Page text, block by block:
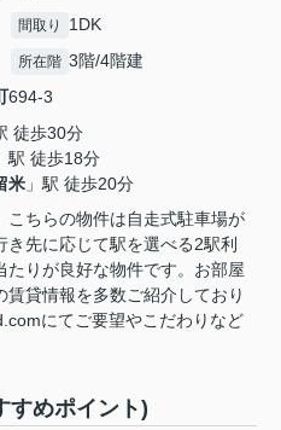
間取り 1DK
所在階 3階/4階建
694-3
徒歩30分
駅 徒歩18分
米 」駅 徒歩20分
こちらの物件は自走式駐車場が
き先に応じて駅を選べる2駅利
たりが良好な物件です。お部屋
賃貸情報を多数ご紹介しており
にてご要望やこだわりなど
すめポイント)